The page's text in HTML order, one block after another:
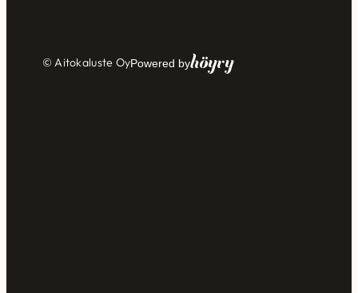
© Aitokaluste OyPowered byHöyry